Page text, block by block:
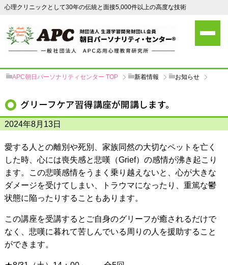
心理クリニックとして30年の伝統と面接5,000件以上の高度な技術
APC朝日パーソナリティセンター TOP 新着情報 お知らせ
グリーフケア習得講座が開講します。
2024年8月13日
愛する人との離別や死別、家族同然の大切なペットを亡く
した時、心には喪失感と悲嘆（Grief）の感情が沸き起こり
ます。この悲嘆感情をうまく乗り越えないと、心が大きな
ダメージを受けてしまい、トラウマになったり、重篤な鬱
状態に陥ったりすることもあります。
この講座を受講するとご自身のグリーフが癒されるだけで
なく、悲嘆に暮れて苦しんでいる周りの人を援助すること
ができます。